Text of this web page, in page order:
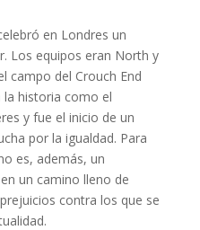
en Londres un
Los equipos eran North y
campo del Crouch End
la historia como el
y fue el inicio de un
por la igualdad. Para
es, además, un
un camino lleno de
contra los que se